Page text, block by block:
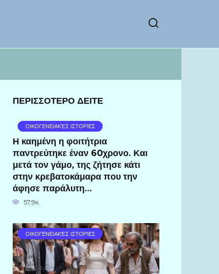
ΠΕΡΙΣΣΟΤΕΡΟ ΔΕΙΤΕ
ΟΙΚΟΓΕΝΕΙΑΚΈΣ ΙΣΤΟΡΊΕΣ
Η καημένη η φοιτήτρια
παντρεύτηκε έναν 60χρονο. Και
μετά τον γάμο, της ζήτησε κάτι
στην κρεβατοκάμαρα που την
άφησε παράλυτη…
57.9к.
ΟΙΚΟΓΕΝΕΙΑΚΈΣ ΙΣΤΟΡΊΕΣ